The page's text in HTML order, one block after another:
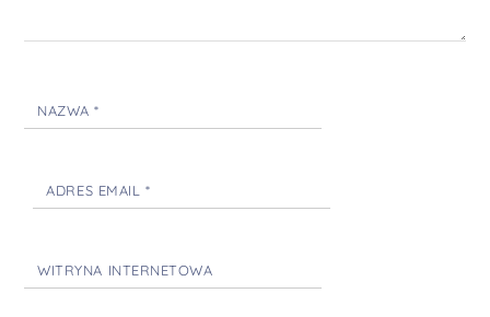
NAZWA*
ADRES EMAIL *
WITRYNA INTERNETOWA